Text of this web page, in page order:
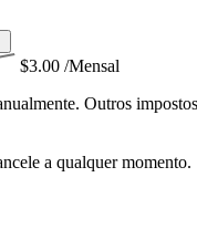
$3.00 /Mensal
Outros
a qualquer momento.